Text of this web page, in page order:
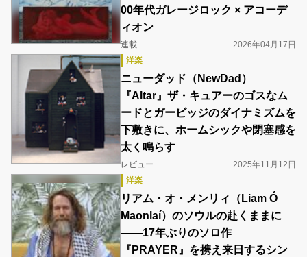
00年代ガレージロック × アコーデ
ィオン
連載
2026年04月17日
洋楽
ニューダッド（NewDad）
『Altar』ザ・キュアーのゴスなム
ードとガービッジのダイナミズムを
下敷きに、ホームシックや閉塞感を
太く鳴らす
レビュー
2025年11月12日
洋楽
リアム・オ・メンリィ（Liam Ó
Maonlaí）のソウルの赴くままに
――17年ぶりのソロ作
『PRAYER』を携え来日するシン